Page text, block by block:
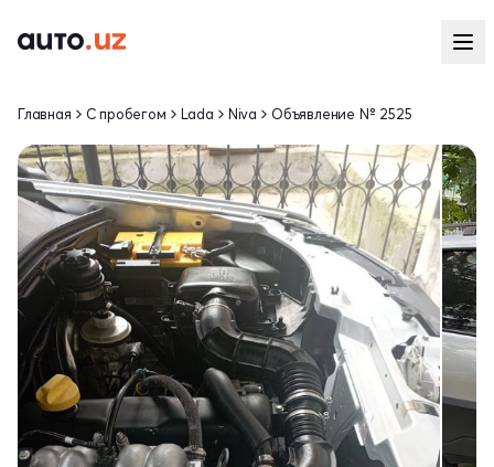
Главная С пробегом Lada Niva Объявление № 2525